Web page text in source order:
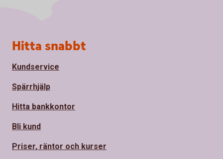
Sidfot
Hitta snabbt
Kundservice
Spärrhjälp
Hitta bankkontor
Bli kund
Priser, räntor och kurser